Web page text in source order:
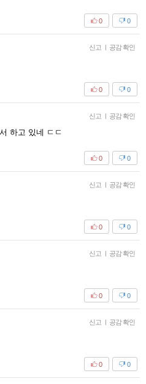
0
0
신고 | 공감 확인
0
0
신고 | 공감 확인
하고 있네 ㄷㄷ
0
0
신고 | 공감 확인
0
0
신고 | 공감 확인
0
0
신고 | 공감 확인
0
0